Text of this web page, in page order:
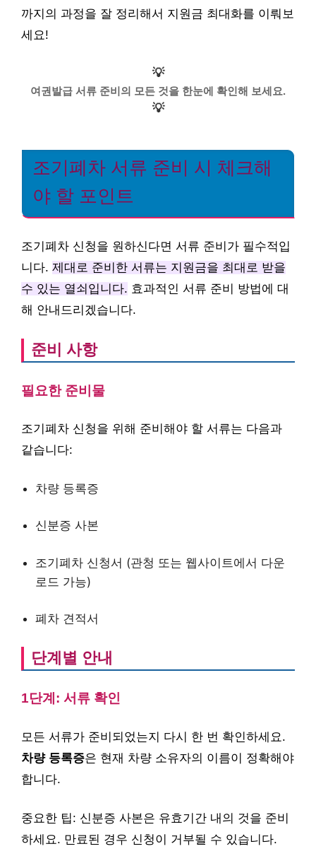
까지의 과정을 잘 정리해서 지원금 최대화를 이뤄보
세요!
💡
여권발급 서류 준비의 모든 것을 한눈에 확인해 보세요.
💡
조기폐차 서류 준비 시 체크해
야 할 포인트
조기폐차 신청을 원하신다면 서류 준비가 필수적입
니다. 제대로 준비한 서류는 지원금을 최대로 받을
수 있는 열쇠입니다. 효과적인 서류 준비 방법에 대
해 안내드리겠습니다.
준비 사항
필요한 준비물
조기폐차 신청을 위해 준비해야 할 서류는 다음과
같습니다:
차량 등록증
신분증 사본
조기폐차 신청서 (관청 또는 웹사이트에서 다운
로드 가능)
폐차 견적서
단계별 안내
1단계: 서류 확인
모든 서류가 준비되었는지 다시 한 번 확인하세요.
차량 등록증은 현재 차량 소유자의 이름이 정확해야
합니다.
중요한 팁: 신분증 사본은 유효기간 내의 것을 준비
하세요. 만료된 경우 신청이 거부될 수 있습니다.